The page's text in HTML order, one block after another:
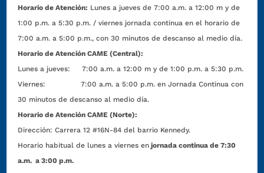
Horario de Atención: Lunes a jueves de 7:00 a.m. a 12:00 m y de
1:00 p.m. a 5:30 p.m. / viernes jornada continua en el horario de
7:00 a.m. a 5:00 p.m., con 30 minutos de descanso al medio día.
Horario de Atención CAME (Central):
Lunes a jueves: 7:00 a.m. a 12:00 m y de 1:00 p.m. a 5:30 p.m.
Viernes: 7:00 a.m. a 5:00 p.m. en Jornada Continua con
30 minutos de descanso al medio día.
Horario de Atención CAME (Norte):
Dirección:Carrera 12 #16N-84 del barrio Kennedy.
Horario habitual de lunes a viernes en jornada continua de 7:30
a.m. a 3:00 p.m.